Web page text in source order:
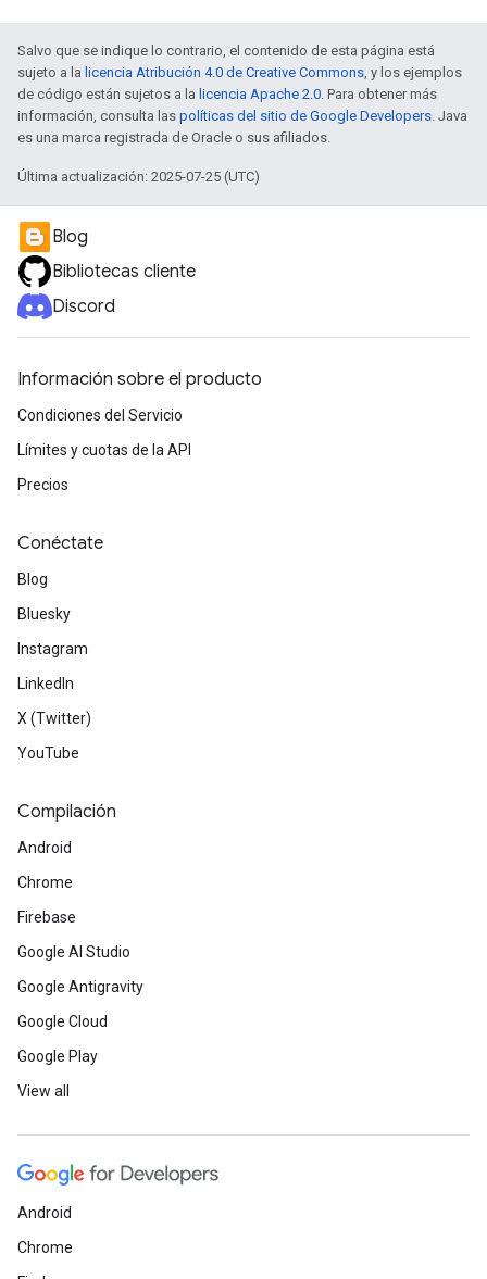
Salvo que se indique lo contrario, el contenido de esta página está
sujeto a la licencia Atribución 4.0 de Creative Commons, y los ejemplos
de código están sujetos a la licencia Apache 2.0. Para obtener más
información, consulta las políticas del sitio de Google Developers. Java
es una marca registrada de Oracle o sus afiliados.
Última actualización: 2025-07-25 (UTC)
Blog
Bibliotecas cliente
Discord
Información sobre el producto
Condiciones del Servicio
Límites y cuotas de la API
Precios
Conéctate
Blog
Bluesky
Instagram
LinkedIn
X (Twitter)
YouTube
Compilación
Android
Chrome
Firebase
Google AI Studio
Google Antigravity
Google Cloud
Google Play
View all
Android
Chrome